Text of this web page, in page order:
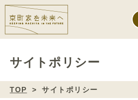
サイトポリシー
TOP サイトポリシー